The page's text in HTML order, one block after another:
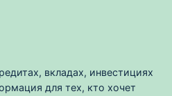
вкладах, инвестициях
для тех, кто хочет